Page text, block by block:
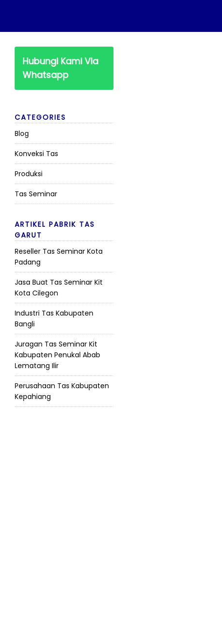
Hubungi Kami Via
Whatsapp
CATEGORIES
Blog
Konveksi Tas
Produksi
Tas Seminar
ARTIKEL PABRIK TAS
GARUT
Reseller Tas Seminar Kota
Padang
Jasa Buat Tas Seminar Kit
Kota Cilegon
Industri Tas Kabupaten
Bangli
Juragan Tas Seminar Kit
Kabupaten Penukal Abab
Lematang Ilir
Perusahaan Tas Kabupaten
Kepahiang